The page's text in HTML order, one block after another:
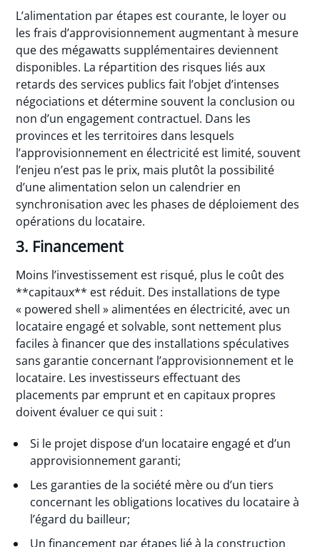
L’alimentation par étapes est courante, le loyer ou
les frais d’approvisionnement augmentant à mesure
que des mégawatts supplémentaires deviennent
disponibles. La répartition des risques liés aux
retards des services publics fait l’objet d’intenses
négociations et détermine souvent la conclusion ou
non d’un engagement contractuel. Dans les
provinces et les territoires dans lesquels
l’approvisionnement en électricité est limité, souvent
l’enjeu n’est pas le prix, mais plutôt la possibilité
d’une alimentation selon un calendrier en
synchronisation avec les phases de déploiement des
opérations du locataire.
3. Financement
Moins l’investissement est risqué, plus le coût des
**capitaux** est réduit. Des installations de type
« powered shell » alimentées en électricité, avec un
locataire engagé et solvable, sont nettement plus
faciles à financer que des installations spéculatives
sans garantie concernant l’approvisionnement et le
locataire. Les investisseurs effectuant des
placements par emprunt et en capitaux propres
doivent évaluer ce qui suit :
Si le projet dispose d’un locataire engagé et d’un
approvisionnement garanti;
Les garanties de la société mère ou d’un tiers
concernant les obligations locatives du locataire à
l’égard du bailleur;
Un financement par étapes lié à la construction